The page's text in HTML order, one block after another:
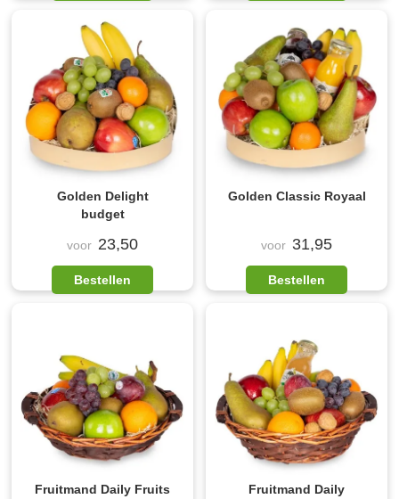
Golden Delight
budget
voor 23,50
Bestellen
Golden Classic Royaal
voor 31,95
Bestellen
Fruitmand Daily Fruits
Fruitmand Daily